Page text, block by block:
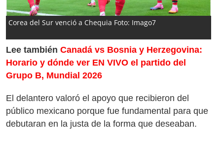
Corea del Sur venció a Chequia Foto: Imago7
Lee también Canadá vs Bosnia y Herzegovina:
Horario y dónde ver EN VIVO el partido del
Grupo B, Mundial 2026
El delantero valoró el apoyo que recibieron del
público mexicano porque fue fundamental para que
debutaran en la justa de la forma que deseaban.